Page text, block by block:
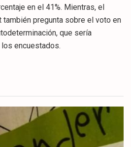
en el 41%. Mientras, el
también pregunta sobre el voto en
que sería
encuestados.